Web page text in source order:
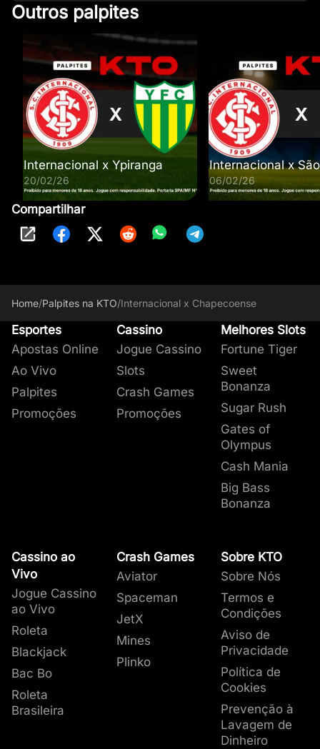
Outros palpites
Internacional x Ypiranga
20/02/26
Internacional x
06/02/26
Compartilhar
Home/Palpites na KTO/Internacional x Chapecoense
Esportes
Apostas Online
Ao Vivo
Palpites
Promoções
Cassino
Jogue Cassino
Slots
Crash Games
Promoções
Melhores Slots
Fortune Tiger
Sweet
Bonanza
Sugar Rush
Gates of
Olympus
Cash Mania
Big Bass
Bonanza
Cassino ao
Vivo
Jogue Cassino
ao Vivo
Roleta
Blackjack
Bac Bo
Roleta
Brasileira
Crash Games
Aviator
Spaceman
JetX
Mines
Plinko
Sobre KTO
Sobre Nós
Termos e
Condições
Aviso de
Privacidade
Política de
Cookies
Prevenção à
Lavagem de
Dinheiro